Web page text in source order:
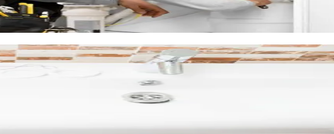
en 20 minutes dans cette commune résidentielle prisée à l'est de
la rénovation de tous vos équipements de plomberie.
à Baillargues
bouchée dans votre maison du village ancien ?